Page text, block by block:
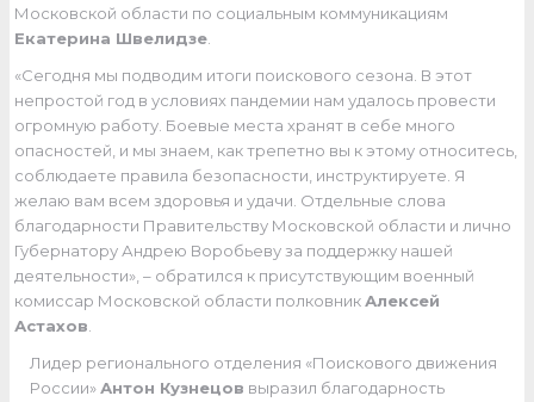
Московской области по социальным коммуникациям
Екатерина Швелидзе
«Сегодня мы подводим итоги поискового сезона. В этот
непростой год в условиях пандемии нам удалось провести
огромную работу. Боевые места хранят в себе много
опасностей, и мы знаем, как трепетно вы к этому относитесь,
соблюдаете правила безопасности, инструктируете. Я
желаю вам всем здоровья и удачи. Отдельные слова
благодарности Правительству Московской области и лично
Губернатору Андрею Воробьеву за поддержку нашей
деятельности», – обратился к присутствующим военный
комиссар Московской области полковник Алексей
Астахов
Лидер регионального отделения «Поискового движения
России» Антон Кузнецов выразил благодарность